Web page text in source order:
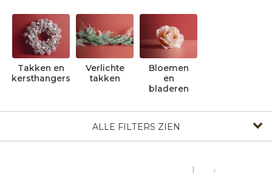
Takken en
kersthangers
Verlichte
takken
Bloemen
en
bladeren
ALLE FILTERS ZIEN